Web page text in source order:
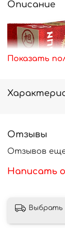
Описание
Показать
Отзывы
Отзывов
Написать
Выбрать